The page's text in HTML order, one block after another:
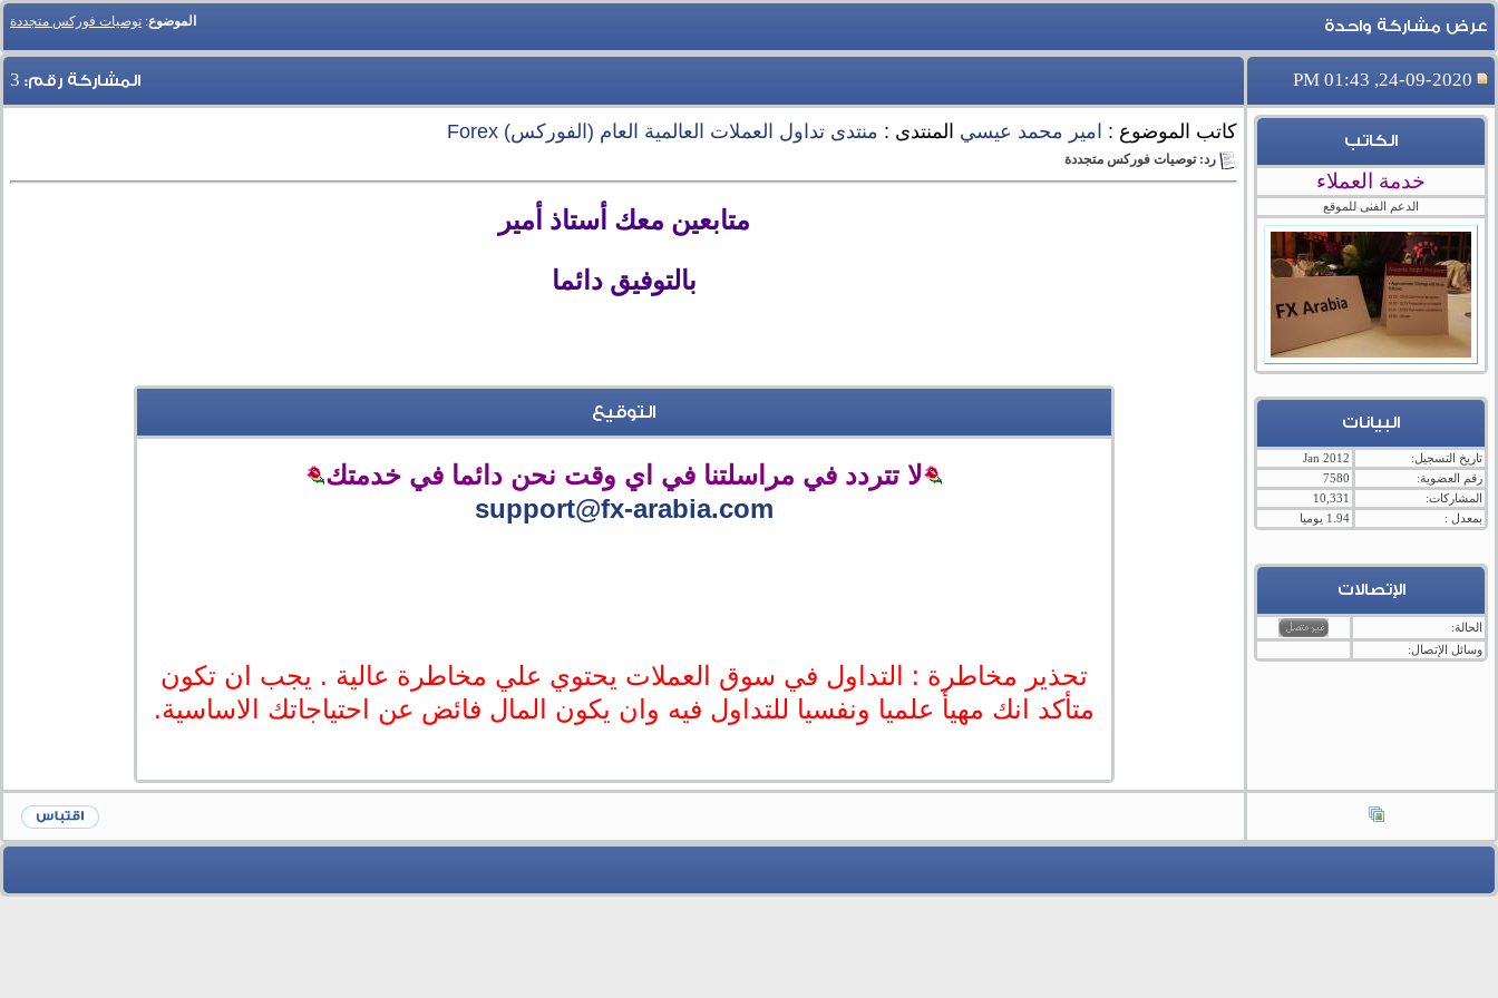
الموضوع: توصيات فوركس متجددة عرض مشاركة واحدة
24-09-2020, 01:43 PM المشاركة رقم: 3
الكاتب
خدمة العملاء
الدعم الفنى للموقع
البيانات
تاريخ التسجيل:
Jan 2012
رقم العضوية:
7580
المشاركات:
10,331
بمعدل :
1.94 يوميا
الإتصالات
الحالة:
وسائل الإتصال:
كاتب الموضوع : امير محمد عيسي المنتدى : منتدى تداول العملات العالمية العام (الفوركس) Forex
رد: توصيات فوركس متجددة
متابعين معك أستاذ أمير
بالتوفيق دائما
التوقيع
لا تتردد في مراسلتنا في اي وقت نحن دائما في خدمتك
support@fx-arabia.com
تحذير مخاطرة : التداول في سوق العملات يحتوي علي مخاطرة عالية . يجب ان تكون
متأكد انك مهيأ علميا ونفسيا للتداول فيه وان يكون المال فائض عن احتياجاتك الاساسية.